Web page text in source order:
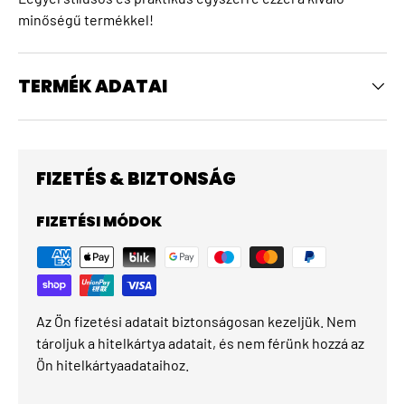
minőségű termékkel!
TERMÉK ADATAI
FIZETÉS & BIZTONSÁG
FIZETÉSI MÓDOK
Az Ön fizetési adatait biztonságosan kezeljük. Nem
tároljuk a hitelkártya adatait, és nem férünk hozzá az
Ön hitelkártyaadataihoz.